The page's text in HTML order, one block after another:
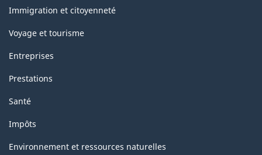
sujets
Immigration et citoyenneté
Voyage et tourisme
Entreprises
Prestations
Santé
Impôts
Environnement et ressources naturelles